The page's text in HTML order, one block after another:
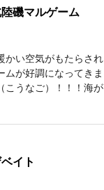
磯マルゲーム
かい空気がもたらされ
ムが好調になってきま
こうなご）！！！海が
イト